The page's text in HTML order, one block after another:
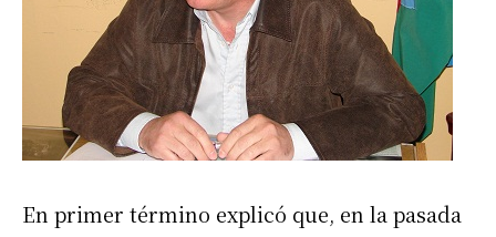
En primer término explicó que, en la pasada